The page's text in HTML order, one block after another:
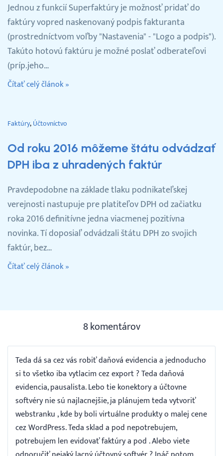
Jednou z funkcií Superfaktúry je možnosť pridať do
faktúry vopred naskenovaný podpis fakturanta
(prostredníctvom voľby "Nastavenia" - "Logo a podpis").
Takúto hotovú faktúru je možné poslať odberateľovi
(príp.jeho…
Čítať celý článok »
Faktúry Účtovníctvo
Od roku 2016 môžeme štátu odvádzať
DPH iba z uhradených faktúr
Pravdepodobne na základe tlaku podnikateľskej
verejnosti nastupuje pre platiteľov DPH od začiatku
roka 2016 definitívne jedna viacmenej pozitívna
novinka. Tí doposiaľ odvádzali štátu DPH zo svojich
faktúr, bez…
Čítať celý článok »
8 komentárov
Teda dá sa cez vás robiť daňová evidencia a jednoducho
si to všetko iba vytlacim cez export ? Teda daňová
evidencia, pausalista. Lebo tie konektory a účtovne
softvéry nie sú najlacnejšie, ja plánujem teda vytvoriť
webstranku , kde by boli virtuálne produkty o malej cene
cez WordPress. Teda sklad a pod nepotrebujem,
potrebujem len evidovať faktúry a pod . Alebo viete